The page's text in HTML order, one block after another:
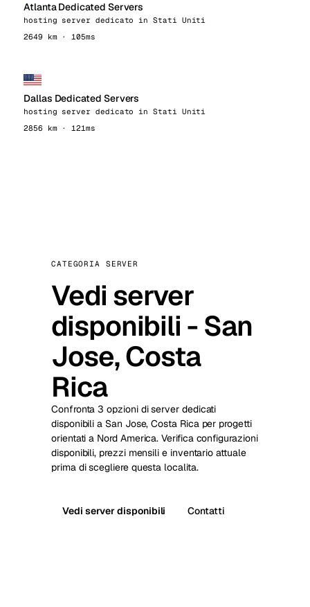
Atlanta Dedicated Servers
hosting server dedicato in Stati Uniti
2649 km · 105ms
Dallas Dedicated Servers
hosting server dedicato in Stati Uniti
2856 km · 121ms
CATEGORIA SERVER
Vedi server
disponibili - San
Jose, Costa
Rica
Confronta 3 opzioni di server dedicati
disponibili a San Jose, Costa Rica per progetti
orientati a Nord America. Verifica configurazioni
disponibili, prezzi mensili e inventario attuale
prima di scegliere questa localita.
Vedi server disponibili Contatti